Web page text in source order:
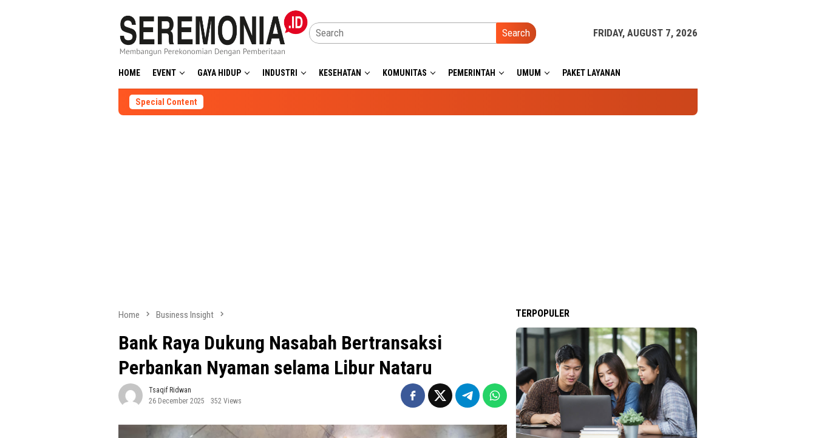
Search FRIDAY, AUGUST 7, 2026
HOME EVENT GAYA HIDUP INDUSTRI KESEHATAN KOMUNITAS PEMERINTAH UMUM PAKET LAYANAN
Special Content
Home Business Insight
Bank Raya Dukung Nasabah Bertransaksi
Perbankan Nyaman selama Libur Nataru
Tsaqif Ridwan
26 December 2025
352 Views
TERPOPULER